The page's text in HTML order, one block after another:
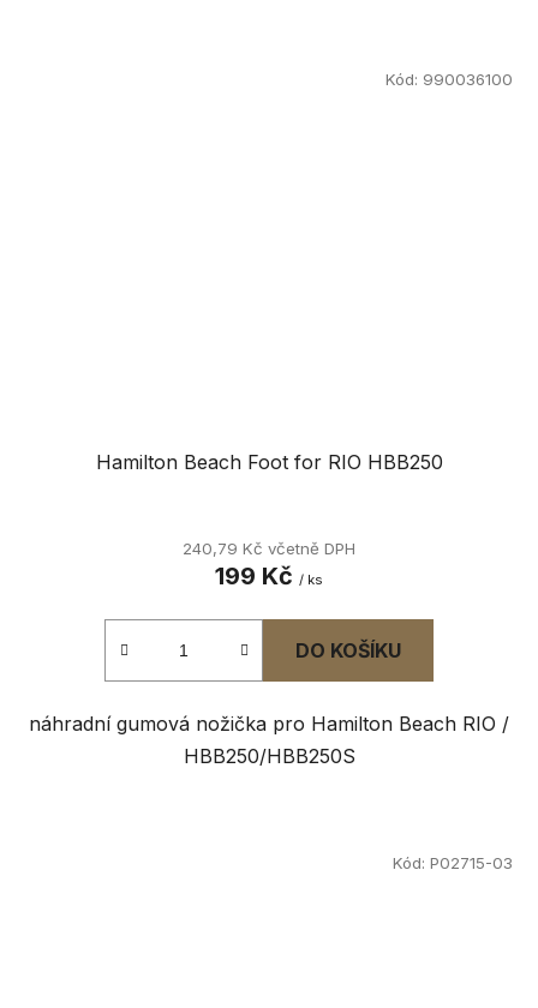
Hamilton Beach Foot for RIO HBB250
240,79 Kč včetně DPH
199 Kč / ks
DO KOŠÍKU
náhradní gumová nožička pro Hamilton Beach RIO /
HBB250/HBB250S
Kód: 990036100
Kód: P02715-03